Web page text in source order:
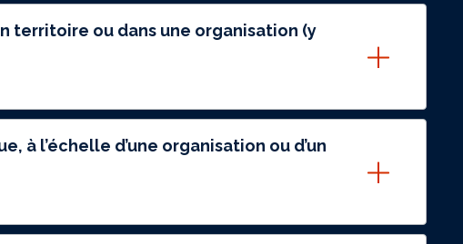
territoire ou dans une organisation (y